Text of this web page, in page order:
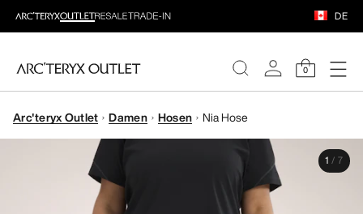
DE
0
DAMEN
HERREN
Arc'teryx Outlet Damen Hosen Nia Hose
1 / 7